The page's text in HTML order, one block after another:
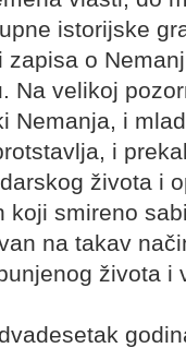
istorijske
o
Na velikoj
Nemanja, i
i
života i
koji smireno
na takav
života i